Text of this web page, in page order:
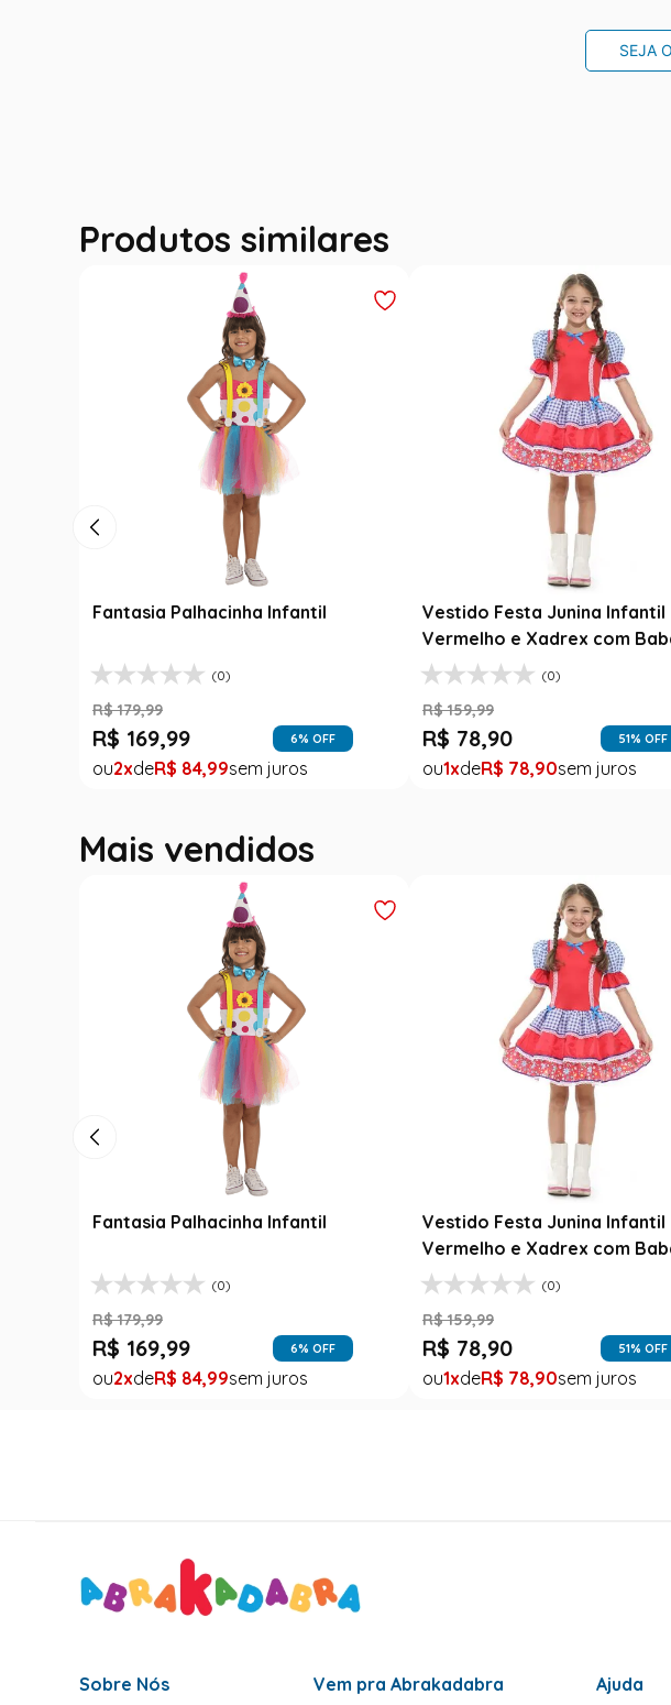
SEJA
Produtos similares
Fantasia Palhacinha Infantil
(0)
R$ 179,99
R$ 169,99 6% OFF
2 R$ 84,99
Vestido Festa Junina Infantil
Vermelho e Xadrex com
(0)
R$ 159,99
R$ 78,90 51% OFF
1 R$ 78,90
Mais vendidos
Fantasia Palhacinha Infantil
(0)
R$ 179,99
R$ 169,99 6% OFF
2 R$ 84,99
Vestido Festa Junina Infantil
Vermelho e Xadrex com
(0)
R$ 159,99
R$ 78,90 51% OFF
1 R$ 78,90
Sobre Nós Vem pra Abrakadabra Ajuda